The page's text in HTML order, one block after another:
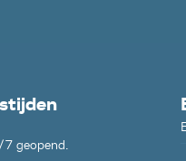
geopend.